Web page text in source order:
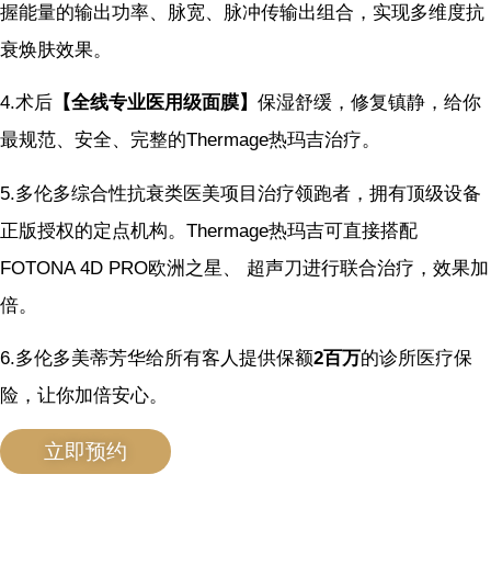
握能量的输出功率、脉宽、脉冲传输出组合，实现多维度抗
衰焕肤效果。
4.术后 【全线专业医用级面膜】 保湿舒缓，修复镇静，给你
最规范、安全、完整的Thermage热玛吉治疗。
5.多伦多综合性抗衰类医美项目治疗领跑者，拥有顶级设备
正版授权的定点机构。Thermage热玛吉可直接搭配
FOTONA 4D PRO欧洲之星、 超声刀进行联合治疗，效果加
倍。
6.多伦多美蒂芳华给所有客人提供保额2百万的诊所医疗保
险，让你加倍安心。
立即预约